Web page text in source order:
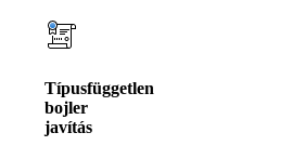
Típusfüggetlen
bojler
javítás